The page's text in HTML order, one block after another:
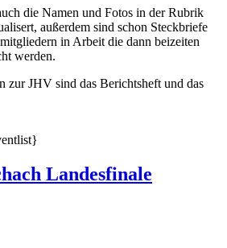
die Namen und Fotos in der Rubrik
außerdem sind schon Steckbriefe
in Arbeit die dann beizeiten
werden.
zur JHV sind das Berichtsheft und das
Landesfinale